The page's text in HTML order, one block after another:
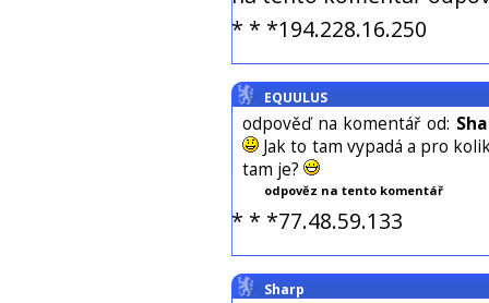
* * *194.228.16.250
EQUULUS
odpověď na komentář od:
Jak to tam vypadá a pro
tam je?
odpověz na tento komentář
* * *77.48.59.133
Sharp